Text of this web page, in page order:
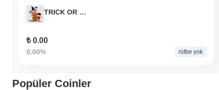
TRICK OR TREAT
₺ 0.00
0.00% rütbe yok
Popüler Coinler